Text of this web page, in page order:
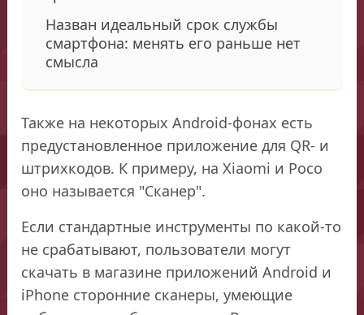
Назван идеальный срок службы
смартфона: менять его раньше нет
смысла
Также на некоторых Android-фонах есть
предустановленное приложение для QR- и
штрихкодов. К примеру, на Xiaomi и Poco
оно называется "Сканер".
Если стандартные инструменты по какой-то
не срабатывают, пользователи могут
скачать в магазине приложений Android и
iPhone сторонние сканеры, умеющие